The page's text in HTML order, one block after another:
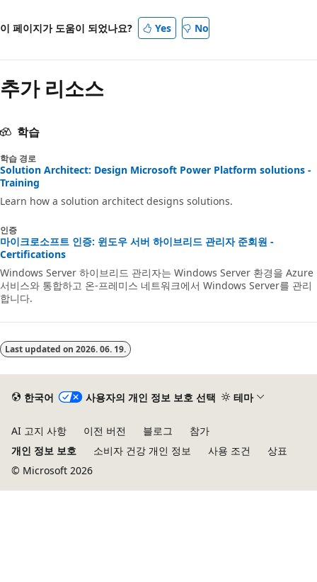
이 페이지가 도움이 되었나요? Yes No
추가 리소스
학습
학습 경로
Solution Architect: Design Microsoft Power Platform solutions -
Training
Learn how a solution architect designs solutions.
인증
마이크로소프트 인증: 윈도우 서버 하이브리드 관리자 준회원 -
Certifications
Windows Server 하이브리드 관리자는 Windows Server 환경을 Azure
서비스와 통합하고 온-프레미스 네트워크에서 Windows Server를 관리
합니다.
Last updated on 2026. 06. 19.
한국어 사용자의 개인 정보 보호 선택 테마
AI 고지 사항 이전 버전 블로그
참가
개인 정보 보호
소비자 건강 개인 정보 사용 조건
상표
© Microsoft 2026